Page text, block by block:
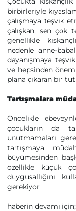
birbirleriyle
çalışmaya teşvik
çalışkan, sen çok
genellikle
nedenle anne-
dayanışmaya
ve hepsinden
plana çıkaran bir
Tartışmalara
Öncelikle
çocukların da
unutmamaları
tartışmaya
büyümesinden
özellikle küçük
duygusallığını
gerekiyor
haberin devamı için;